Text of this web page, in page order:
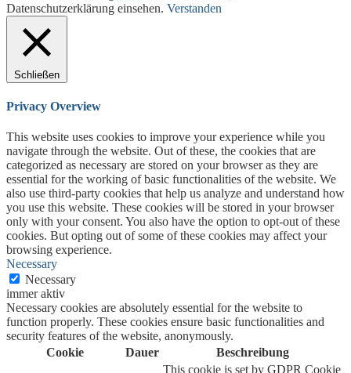
Datenschutzerklärung einsehen. Verstanden
Schließen
Privacy Overview
This website uses cookies to improve your experience while you
navigate through the website. Out of these, the cookies that are
categorized as necessary are stored on your browser as they are
essential for the working of basic functionalities of the website. We
also use third-party cookies that help us analyze and understand how
you use this website. These cookies will be stored in your browser
only with your consent. You also have the option to opt-out of these
cookies. But opting out of some of these cookies may affect your
browsing experience.
Necessary
Necessary
immer aktiv
Necessary cookies are absolutely essential for the website to
function properly. These cookies ensure basic functionalities and
security features of the website, anonymously.
Cookie
Dauer
Beschreibung
This cookie is set by GDPR Cookie